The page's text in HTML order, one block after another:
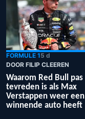
FORMULE 15 d
DOOR FILIP CLEEREN
Waarom Red Bull pas
tevreden is als Max
Verstappen weer een
winnende auto heeft